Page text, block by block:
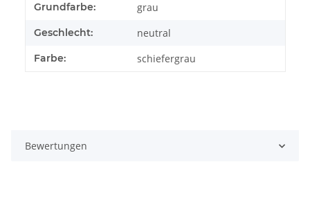
Grundfarbe: grau
Geschlecht: neutral
Farbe: schiefergrau
Bewertungen